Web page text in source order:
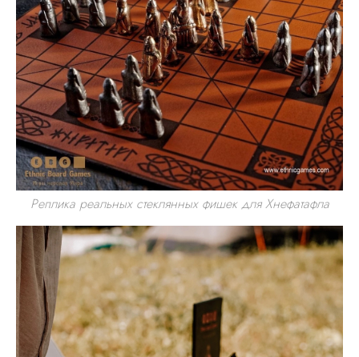
Реплика реальных стеклянных фишек для Хнефатафла